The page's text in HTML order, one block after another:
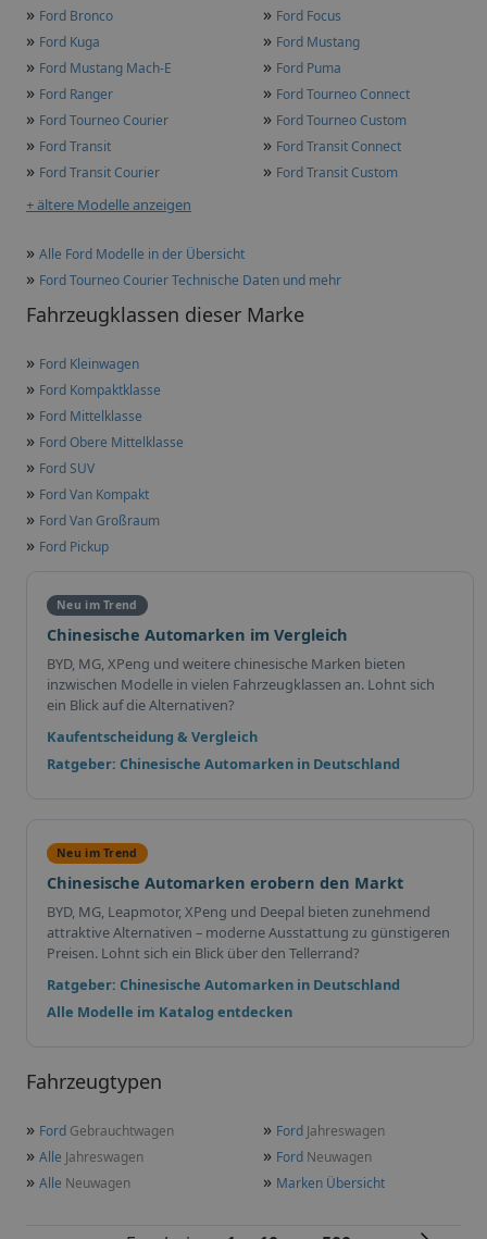
» Ford Bronco » Ford Focus
» Ford Kuga » Ford Mustang
» Ford Mustang Mach-E » Ford Puma
» Ford Ranger » Ford Tourneo Connect
» Ford Tourneo Courier » Ford Tourneo Custom
» Ford Transit » Ford Transit Connect
» Ford Transit Courier » Ford Transit Custom
+ ältere Modelle anzeigen
» Alle Ford Modelle in der Übersicht
» Ford Tourneo Courier Technische Daten und mehr
Fahrzeugklassen dieser Marke
» Ford Kleinwagen
» Ford Kompaktklasse
» Ford Mittelklasse
» Ford Obere Mittelklasse
» Ford SUV
» Ford Van Kompakt
» Ford Van Großraum
» Ford Pickup
Neu im Trend
Chinesische Automarken im Vergleich
BYD, MG, XPeng und weitere chinesische Marken bieten
inzwischen Modelle in vielen Fahrzeugklassen an. Lohnt sich
ein Blick auf die Alternativen?
Kaufentscheidung & Vergleich
Ratgeber: Chinesische Automarken in Deutschland
Neu im Trend
Chinesische Automarken erobern den Markt
BYD, MG, Leapmotor, XPeng und Deepal bieten zunehmend
attraktive Alternativen – moderne Ausstattung zu günstigeren
Preisen. Lohnt sich ein Blick über den Tellerrand?
Ratgeber: Chinesische Automarken in Deutschland
Alle Modelle im Katalog entdecken
Fahrzeugtypen
» Ford Gebrauchtwagen » Ford Jahreswagen
» Alle Jahreswagen » Ford Neuwagen
» Alle Neuwagen » Marken Übersicht